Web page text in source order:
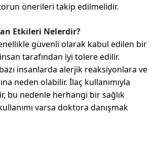
önerileri takip edilmelidir.
Etkileri Nelerdir?
güvenli olarak kabul edilen bir
tarafından iyi tolere edilir.
insanlarda alerjik reaksiyonlara ve
neden olabilir. İlaç kullanımıyla
bu nedenle herhangi bir sağlık
varsa doktora danışmak